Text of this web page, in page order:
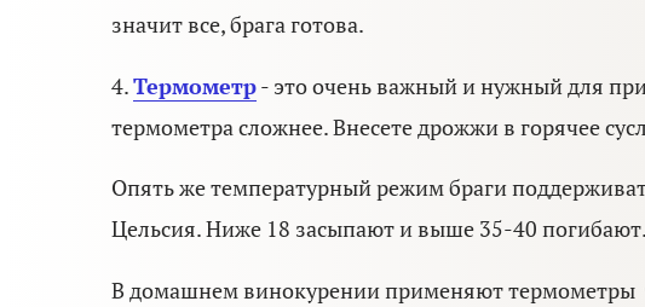
значит все, брага готова.
4.Термометр- это очень важный и нужный для
термометра сложнее. Внесете дрожжи в горячее
Опять же температурный режим браги
Цельсия. Ниже 18 засыпают и выше 35-40 погибают.
В домашнем винокурении применяют термометры